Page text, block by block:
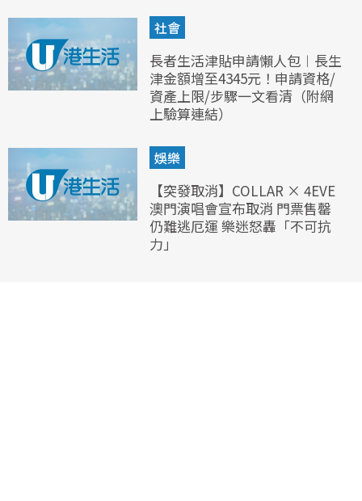
社會
長者生活津貼申請懶人包︱長生
津金額增至4345元！申請資格/
資產上限/步驟一文看清（附網
上驗算連結）
娛樂
【突發取消】COLLAR × 4EVE
澳門演唱會宣布取消 門票售罄
仍難逃厄運 樂迷怒轟「不可抗
力」